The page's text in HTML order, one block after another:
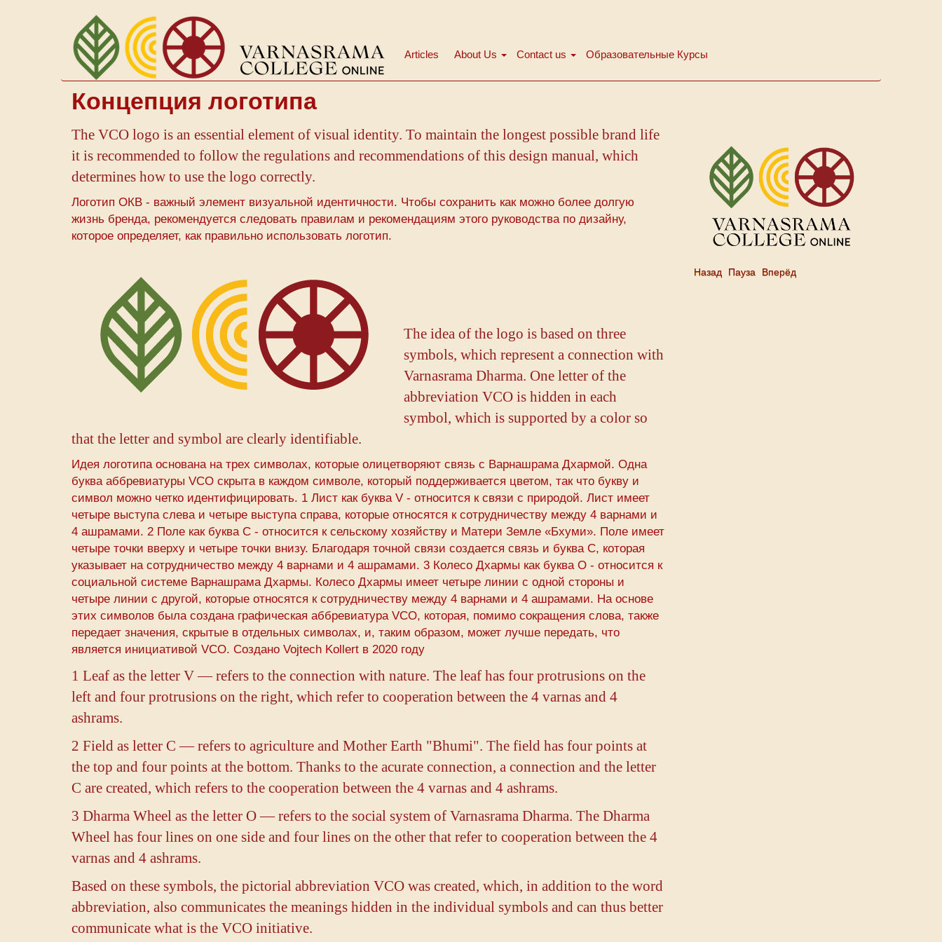
Articles About Us Contact us Образовательные Курсы
Концепция логотипа
The VCO logo is an essential element of visual identity. To maintain the longest possible brand life
it is recommended to follow the regulations and recommendations of this design manual, which
determines how to use the logo correctly.
Логотип ОКВ - важный элемент визуальной идентичности. Чтобы сохранить как можно более долгую
жизнь бренда, рекомендуется следовать правилам и рекомендациям этого руководства по дизайну,
которое определяет, как правильно использовать логотип.
The idea of the logo is based on three
symbols, which represent a connection with
Varnasrama Dharma. One letter of the
abbreviation VCO is hidden in each
symbol, which is supported by a color so
that the letter and symbol are clearly identifiable.
Идея логотипа основана на трех символах, которые олицетворяют связь с Варнашрама Дхармой. Одна
буква аббревиатуры VCO скрыта в каждом символе, который поддерживается цветом, так что букву и
символ можно четко идентифицировать. 1 Лист как буква V - относится к связи с природой. Лист имеет
четыре выступа слева и четыре выступа справа, которые относятся к сотрудничеству между 4 варнами и
4 ашрамами. 2 Поле как буква C - относится к сельскому хозяйству и Матери Земле «Бхуми». Поле имеет
четыре точки вверху и четыре точки внизу. Благодаря точной связи создается связь и буква С, которая
указывает на сотрудничество между 4 варнами и 4 ашрамами. 3 Колесо Дхармы как буква О - относится к
социальной системе Варнашрама Дхармы. Колесо Дхармы имеет четыре линии с одной стороны и
четыре линии с другой, которые относятся к сотрудничеству между 4 варнами и 4 ашрамами. На основе
этих символов была создана графическая аббревиатура VCO, которая, помимо сокращения слова, также
передает значения, скрытые в отдельных символах, и, таким образом, может лучше передать, что
является инициативой VCO. Создано Vojtech Kollert в 2020 году
1 Leaf as the letter V — refers to the connection with nature. The leaf has four protrusions on the
left and four protrusions on the right, which refer to cooperation between the 4 varnas and 4
ashrams.
2 Field as letter C — refers to agriculture and Mother Earth "Bhumi". The field has four points at
the top and four points at the bottom. Thanks to the acurate connection, a connection and the letter
C are created, which refers to the cooperation between the 4 varnas and 4 ashrams.
3 Dharma Wheel as the letter O — refers to the social system of Varnasrama Dharma. The Dharma
Wheel has four lines on one side and four lines on the other that refer to cooperation between the 4
varnas and 4 ashrams.
Based on these symbols, the pictorial abbreviation VCO was created, which, in addition to the word
abbreviation, also communicates the meanings hidden in the individual symbols and can thus better
communicate what is the VCO initiative.
Назад Пауза Вперёд